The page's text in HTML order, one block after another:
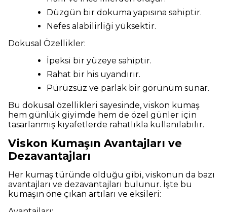
Düzgün bir dokuma yapısına sahiptir.
Nefes alabilirliği yüksektir.
Dokusal Özellikler:
İpeksi bir yüzeye sahiptir.
Rahat bir his uyandırır.
Pürüzsüz ve parlak bir görünüm sunar.
Bu dokusal özellikleri sayesinde, viskon kumaş
hem günlük giyimde hem de özel günler için
tasarlanmış kıyafetlerde rahatlıkla kullanılabilir.
Viskon Kumaşın Avantajları ve
Dezavantajları
Her kumaş türünde olduğu gibi, viskonun da bazı
avantajları ve dezavantajları bulunur. İşte bu
kumaşın öne çıkan artıları ve eksileri: